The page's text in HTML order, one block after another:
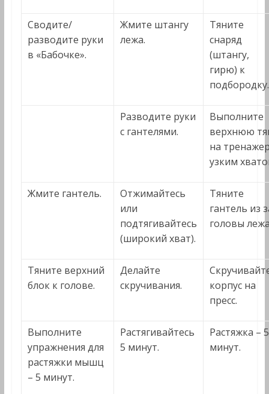
Сводите/
разводите руки
в «Бабочке».
Жмите штангу
лежа.
Тяните
снаряд
(штангу,
гирю) к
подбородку.
Разводите руки
с гантелями.
Выполните
верхнюю
на
узким
Жмите гантель.
Отжимайтесь
или
подтягивайтесь
(широкий хват).
Тяните
гантель из
головы
Тяните верхний
блок к голове.
Делайте
скручивания.
корпус на
пресс.
Выполните
упражнения для
растяжки мышц
– 5 минут.
Растягивайтесь
5 минут.
Растяжка – 5
минут.